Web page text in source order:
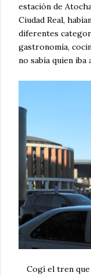
estación de
Ciudad Real,
diferentes
gastronomía,
no sabía quien iba
Cogí el tren